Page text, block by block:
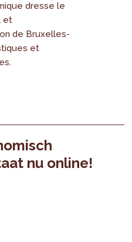
dresse le
et
de Bruxelles-
et
nu online!